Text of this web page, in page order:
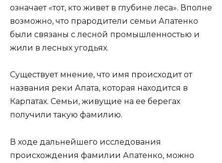
означает «тот, кто живет в глубине леса». Вполне
возможно, что прародители семьи Апатенко
были связаны с лесной промышленностью и
жили в лесных угодьях.
Существует мнение, что имя происходит от
названия реки Апата, которая находится в
Карпатах. Семьи, живущие на ее берегах
получили такую фамилию.
В ходе дальнейшего исследования
происхождения фамилии Апатенко, можно